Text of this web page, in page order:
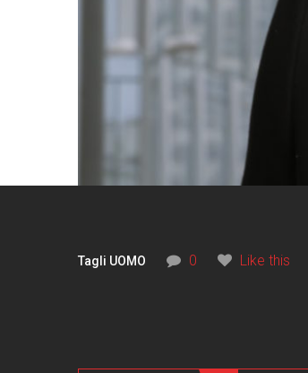
Tagli UOMO 0 Like this